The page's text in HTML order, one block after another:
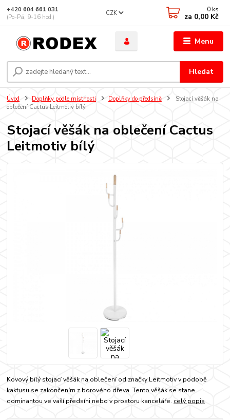
Menu
CZK
Hledat
+420 604 661 031
(Po-Pá, 9-16 hod.)
0 ks
za 0,00 Kč
Úvod Doplňky podle místnosti Doplňky do předsíně
Stojací věšák na
oblečení Cactus Leitmotiv bílý
Stojací věšák na oblečení Cactus
Leitmotiv bílý
Kovový bílý stojací věšák na oblečení od značky Leitmotiv v podobě
kaktusu se zakončením z borového dřeva. Tento věšák se stane
dominantou ve vaší předsíni nebo v prostoru kanceláře. celý popis